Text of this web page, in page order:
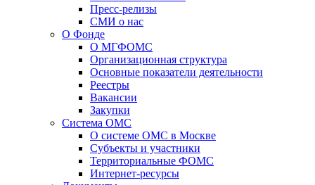
Пресс-релизы
СМИ о нас
О Фонде
О МГФОМС
Организационная структура
Основные показатели деятельности
Реестры
Вакансии
Закупки
Система ОМС
О системе ОМС в Москве
Субъекты и участники
Территориальные ФОМС
Интернет-ресурсы